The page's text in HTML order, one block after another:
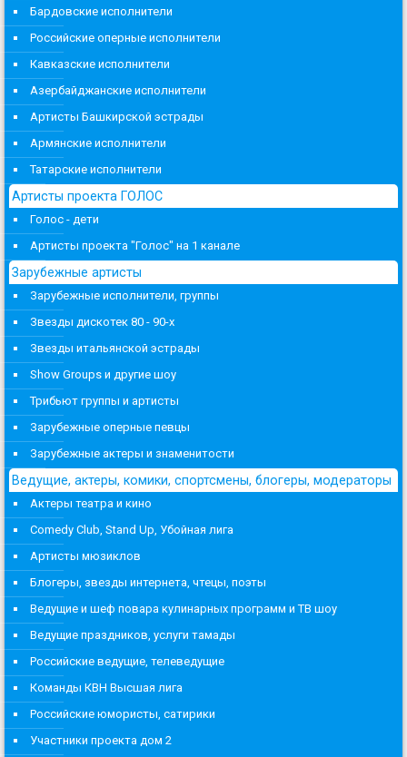
Бардовские исполнители
Российские оперные исполнители
Кавказские исполнители
Азербайджанские исполнители
Артисты Башкирской эстрады
Армянские исполнители
Татарские исполнители
Артисты проекта ГОЛОС
Голос - дети
Артисты проекта "Голос" на 1 канале
Зарубежные артисты
Зарубежные исполнители, группы
Звезды дискотек 80 - 90-х
Звезды итальянской эстрады
Show Groups и другие шоу
Трибьют группы и артисты
Зарубежные оперные певцы
Зарубежные актеры и знаменитости
Ведущие, актеры, комики, спортсмены, блогеры, модераторы
Актеры театра и кино
Comedy Club, Stand Up, Убойная лига
Артисты мюзиклов
Блогеры, звезды интернета, чтецы, поэты
Ведущие и шеф повара кулинарных программ и ТВ шоу
Ведущие праздников, услуги тамады
Российские ведущие, телеведущие
Команды КВН Высшая лига
Российские юмористы, сатирики
Участники проекта дом 2